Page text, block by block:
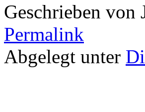
Geschrieben von
Permalink
Abgelegt unter